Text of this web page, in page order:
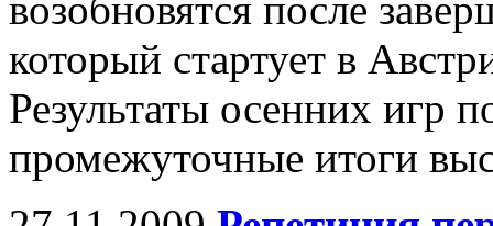
который стартует в
Результаты осенних игр
промежуточные итоги